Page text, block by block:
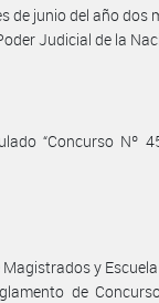
de junio del año dos
Judicial de la
“Concurso Nº
Magistrados y
de